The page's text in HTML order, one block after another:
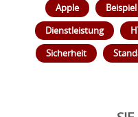
Apple Beispiel
Dienstleistung
Sicherheit